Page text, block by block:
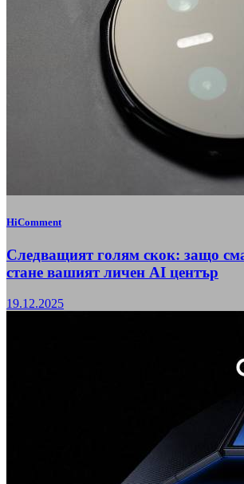
HiComment
Следващият голям скок: защо
стане вашият личен AI център
19.12.2025